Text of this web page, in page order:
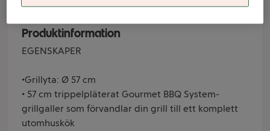
Produktinformation
EGENSKAPER
•Grillyta: Ø 57 cm
• 57 cm trippelpläterat Gourmet BBQ System-
grillgaller som förvandlar din grill till ett komplett
utomhuskök